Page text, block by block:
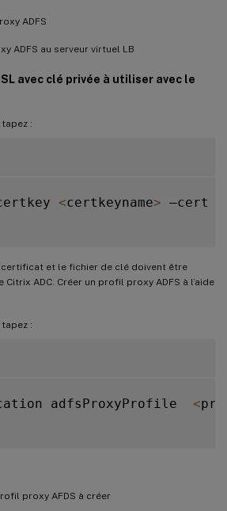
ADFS
ADFS au serveur virtuel LB
avec clé privée à utiliser avec le
:
<certkeyname> –cert
certificat et le fichier de clé doivent être
ADC. Créer un profil proxy ADFS à l’aide
:
adfsProxyProfile <
proxy AFDS à créer